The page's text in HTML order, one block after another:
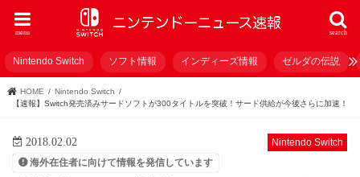
search
menu
Nintendo Switch ソフト情報 インディーズ情報 ゼルダの伝説
HOME
Nintendo Switch
【速報】Switch発売済みサードソフトが300タイトルを突破！サード供給が今後さらに加速！
Nintendo Switch
2018.02.02
海外在住者に向けて情報を発信しています